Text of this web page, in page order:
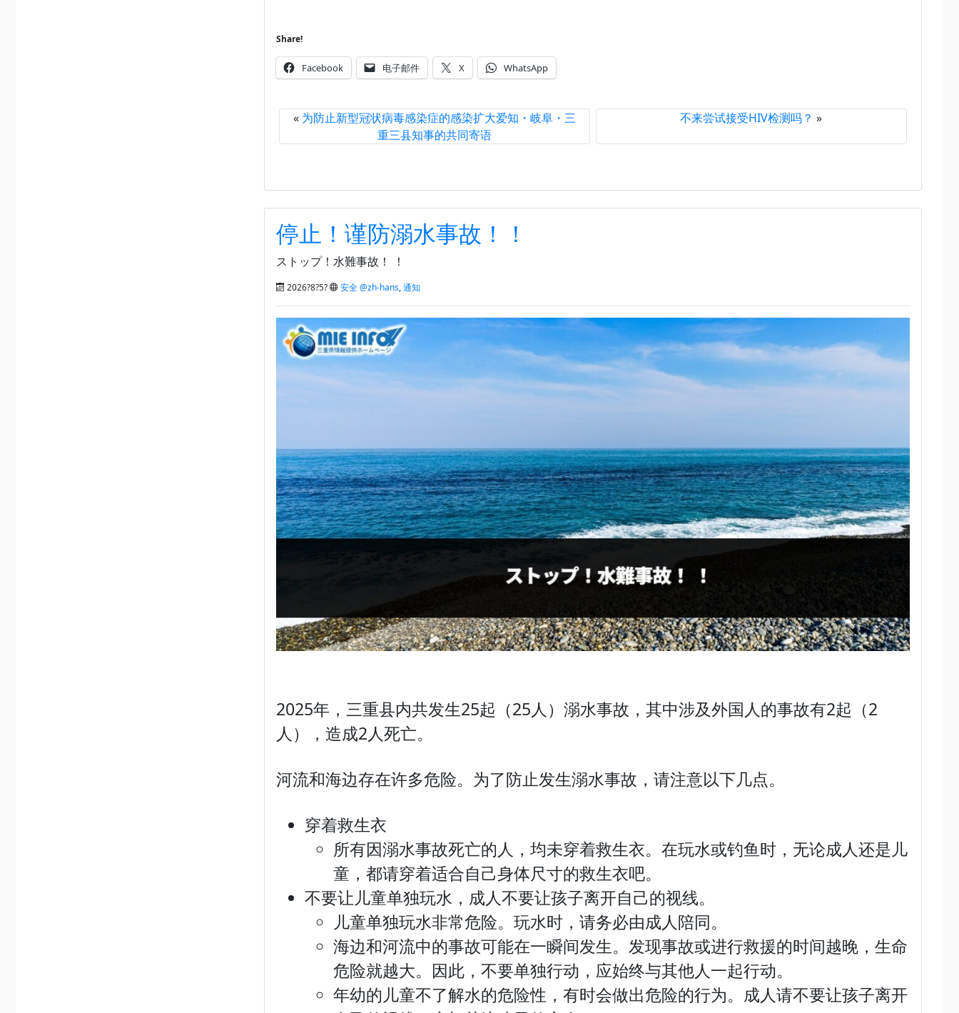
Share!
Facebook 电子邮件 X WhatsApp
« 为防止新型冠状病毒感染症的感染扩大爱知・岐阜・三
重三县知事的共同寄语
不来尝试接受HIV检测吗？ »
停止！谨防溺水事故！！
ストップ！水難事故！ ！
2026?8?5? 安全 @zh-hans,通知
2025年，三重县内共发生25起（25人）溺水事故，其中涉及外国人的事故有2起（2
人），造成2人死亡。
河流和海边存在许多危险。为了防止发生溺水事故，请注意以下几点。
穿着救生衣
所有因溺水事故死亡的人，均未穿着救生衣。在玩水或钓鱼时，无论成人还是儿
童，都请穿着适合自己身体尺寸的救生衣吧。
不要让儿童单独玩水，成人不要让孩子离开自己的视线。
儿童单独玩水非常危险。玩水时，请务必由成人陪同。
海边和河流中的事故可能在一瞬间发生。发现事故或进行救援的时间越晚，生命
危险就越大。因此，不要单独行动，应始终与其他人一起行动。
年幼的儿童不了解水的危险性，有时会做出危险的行为。成人请不要让孩子离开